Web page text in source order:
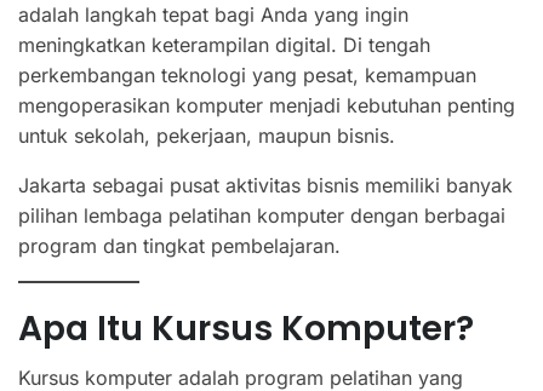
adalah langkah tepat bagi Anda yang ingin
meningkatkan keterampilan digital. Di tengah
perkembangan teknologi yang pesat, kemampuan
mengoperasikan komputer menjadi kebutuhan penting
untuk sekolah, pekerjaan, maupun bisnis.
Jakarta sebagai pusat aktivitas bisnis memiliki banyak
pilihan lembaga pelatihan komputer dengan berbagai
program dan tingkat pembelajaran.
Apa Itu Kursus Komputer?
Kursus komputer adalah program pelatihan yang